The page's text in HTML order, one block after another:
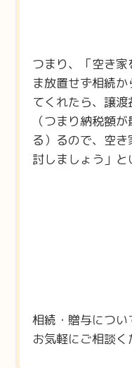
つまり、「空き
ま放置せず相続
てくれたら、譲
（つまり納税額
る）るので、空
討しましょう」と
相続・贈与につい
お気軽にご相談く